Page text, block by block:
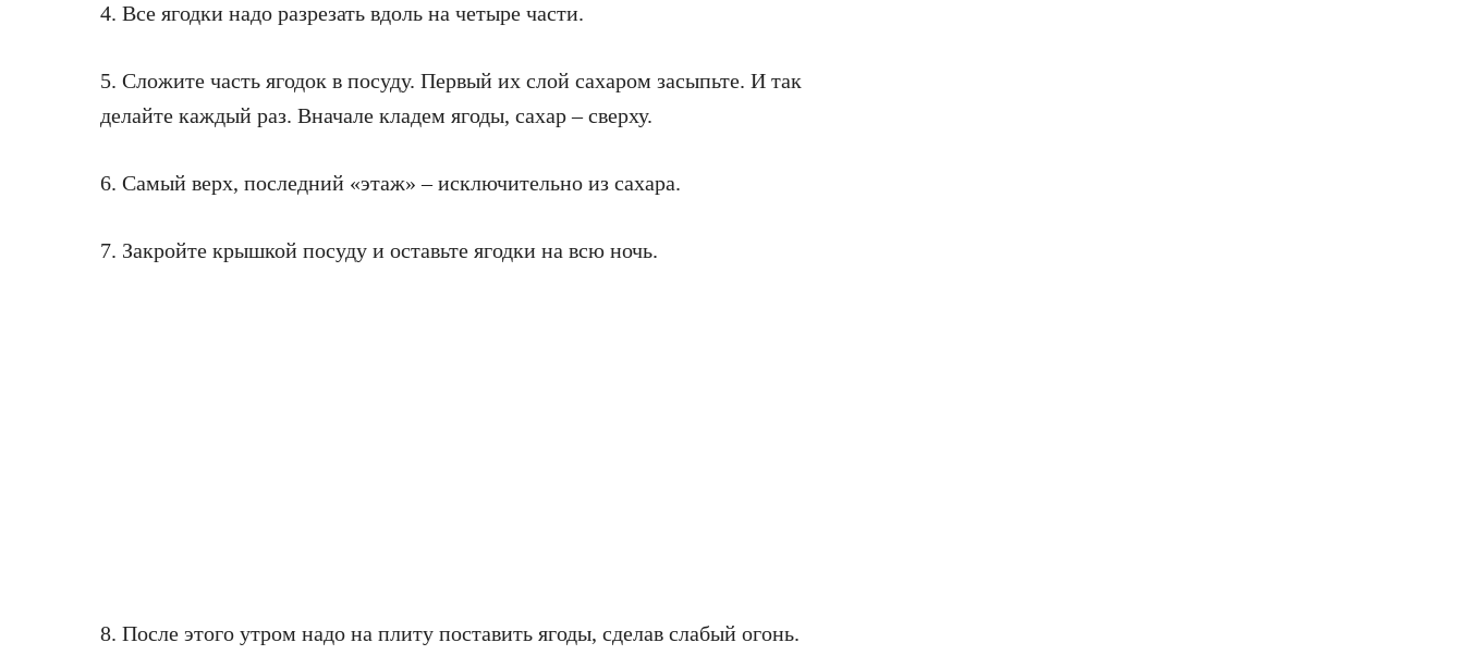
4. Все ягодки надо разрезать вдоль на четыре части.
5. Сложите часть ягодок в посуду. Первый их слой сахаром засыпьте. И так
делайте каждый раз. Вначале кладем ягоды, сахар – сверху.
6. Самый верх, последний «этаж» – исключительно из сахара.
7. Закройте крышкой посуду и оставьте ягодки на всю ночь.
8. После этого утром надо на плиту поставить ягоды, сделав слабый огонь.